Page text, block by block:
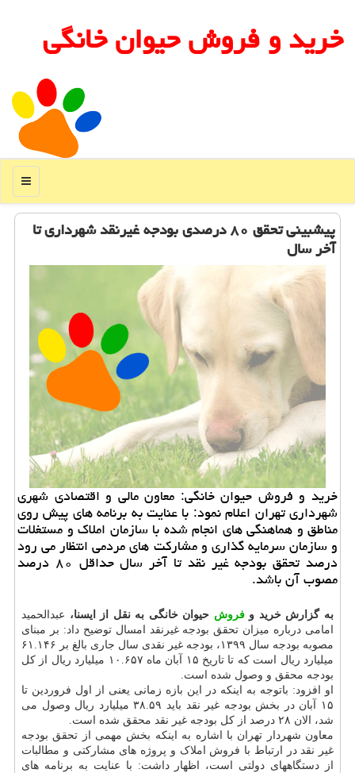
خرید و فروش حیوان خانگی
منو
پیشبینی تحقق ۸۰ درصدی بودجه غیرنقد شهرداری تا
آخر سال
خرید و فروش حیوان خانگی: معاون مالی و اقتصادی شهری
شهرداری تهران اعلام نمود: با عنایت به برنامه های پیش روی
مناطق و هماهنگی های انجام شده با سازمان املاك و مستغلات
و سازمان سرمایه گذاری و مشاركت های مردمی انتظار می رود
درصد تحقق بودجه غیر نقد تا آخر سال حداقل ۸۰ درصد
مصوب آن باشد.
به گزارش خرید وفروش حیوان خانگی به نقل از ایسنا، عبدالحمید
امامی درباره میزان تحقق بودجه غیرنقد امسال توضیح داد: بر مبنای
مصوبه بودجه سال ۱۳۹۹، بودجه غیر نقدی سال جاری بالغ بر ۶۱.۱۴۶
میلیارد ریال است که تا تاریخ ۱۵ آبان ماه ۱۰.۶۵۷ میلیارد ریال از کل
بودجه محقق و وصول شده است.
او افزود: باتوجه به اینکه در این بازه زمانی یعنی از اول فروردین تا
۱۵ آبان در بخش بودجه غیر نقد باید ۳۸.۵۹ میلیارد ریال وصول می
شد، الان ۲۸ درصد از کل بودجه غیر نقد محقق شده است.
معاون شهردار تهران با اشاره به اینکه بخش مهمی از تحقق بودجه
غیر نقد در ارتباط با فروش املاک و پروژه های مشارکتی و مطالبات
از دستگاههای دولتی است، اظهار داشت: با عنایت به برنامه های